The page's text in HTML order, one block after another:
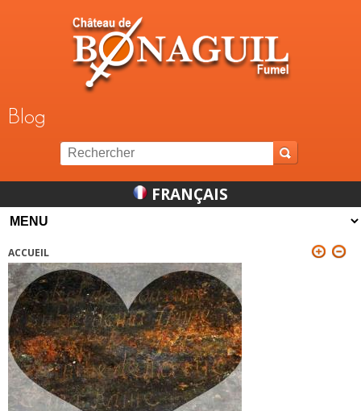
Blog
FRANÇAIS
VOUS ÊTES ICI
ACCUEIL